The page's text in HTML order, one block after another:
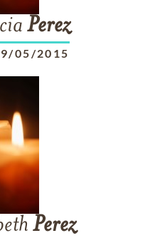
Perez
05/2015
Perez